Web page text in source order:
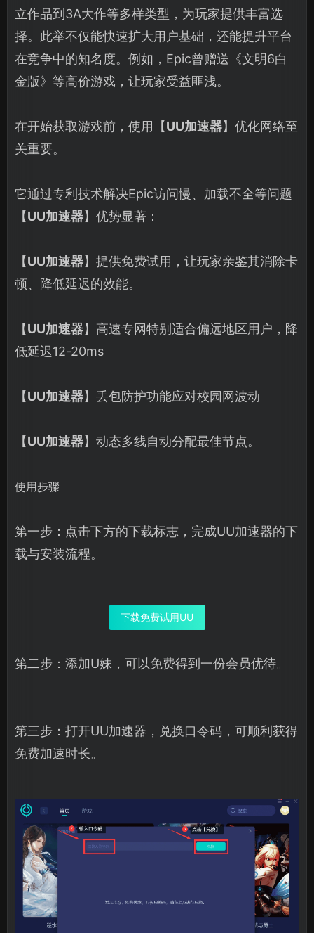
立作品到3A大作等多样类型，为玩家提供丰富选
择。此举不仅能快速扩大用户基础，还能提升平台
在竞争中的知名度。例如，Epic曾赠送《文明6白
金版》等高价游戏，让玩家受益匪浅。
在开始获取游戏前，使用【UU加速器】优化网络至
关重要。
它通过专利技术解决Epic访问慢、加载不全等问题
【UU加速器】优势显著：
【UU加速器】提供免费试用，让玩家亲鉴其消除卡
顿、降低延迟的效能。
【UU加速器】高速专网特别适合偏远地区用户，降
低延迟12-20ms
【UU加速器】丢包防护功能应对校园网波动
【UU加速器】动态多线自动分配最佳节点。
使用步骤
第一步：点击下方的下载标志，完成UU加速器的下
载与安装流程。
下载免费试用UU
第二步：添加U妹，可以免费得到一份会员优待。
第三步：打开UU加速器，兑换口令码，可顺利获得
免费加速时长。